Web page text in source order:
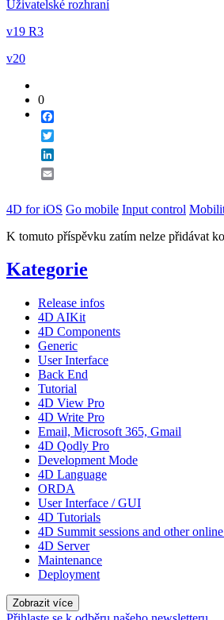
Uživatelské rozhraní
v19 R3
v20
0
4D for iOS Go mobile Input control
K tomuto příspěvku zatím nelze přidávat
Kategorie
Release infos
4D AIKit
4D Components
Generic
User Interface
Back End
Tutorial
4D View Pro
4D Write Pro
Email, Microsoft 365, Gmail
4D Qodly Pro
Development Mode
4D Language
ORDA
User Interface / GUI
4D Tutorials
4D Summit sessions and other
4D Server
Maintenance
Deployment
Zobrazit více